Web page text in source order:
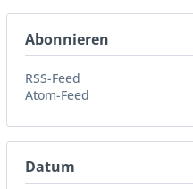
Abonnieren
RSS-Feed
Atom-Feed
Datum